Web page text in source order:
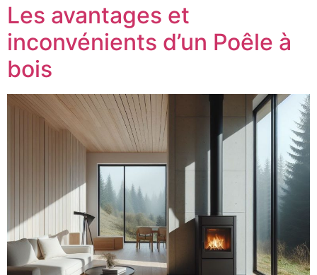
Les avantages et
inconvénients d’un Poêle à
bois